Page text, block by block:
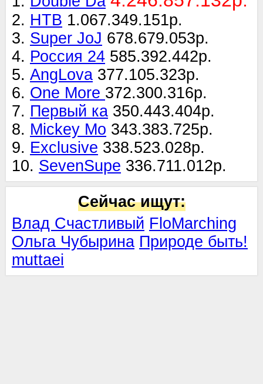
2. НТВ 1.067.349.151р.
3. Super JoJ 678.679.053р.
4. Россия 24 585.392.442р.
5. AngLova 377.105.323р.
6. One More 372.300.316р.
7. Первый ка 350.443.404р.
8. Mickey Mo 343.383.725р.
9. Exclusive 338.523.028р.
10. SevenSupe 336.711.012р.
Сейчас ищут:
Влад Счастливый FloMarching
Ольга Чубырина Природе быть!
muttaei